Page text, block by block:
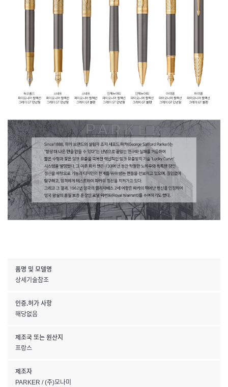
품명 및 모델명
상세기술참조
인증.허가 사항
해당없음
제조국 또는 원산지
프랑스
제조자
PARKER / (주)모나미